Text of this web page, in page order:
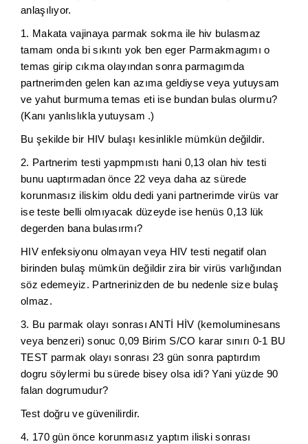
anlaşılıyor.
1. Makata vajinaya parmak sokma ile hiv bulasmaz
tamam onda bi sıkıntı yok ben eger Parmakmagımı o
temas girip cıkma olayından sonra parmagımda
partnerimden gelen kan azıma geldiyse veya yutuysam
ve yahut burmuma temas eti ise bundan bulas olurmu?
(Kanı yanlıslıkla yutuysam .)
Bu şekilde bir HIV bulaşı kesinlikle mümkün değildir.
2. Partnerim testi yapmpmıstı hani 0,13 olan hiv testi
bunu uaptırmadan önce 22 veya daha az sürede
korunmasız iliskim oldu dedi yani partnerimde virüs var
ise teste belli olmıyacak düzeyde ise henüs 0,13 lük
degerden bana bulasırmı?
HIV enfeksiyonu olmayan veya HIV testi negatif olan
birinden bulaş mümkün değildir zira bir virüs varlığından
söz edemeyiz. Partnerinizden de bu nedenle size bulaş
olmaz.
3. Bu parmak olayı sonrası ANTİ HİV (kemoluminesans
veya benzeri) sonuc 0,09 Birim S/CO karar sınırı 0-1 BU
TEST parmak olayı sonrası 23 gün sonra paptırdım
dogru söylermi bu sürede bisey olsa idi? Yani yüzde 90
falan dogrumudur?
Test doğru ve güvenilirdir.
4. 170 gün önce korunmasız yaptım iliski sonrası